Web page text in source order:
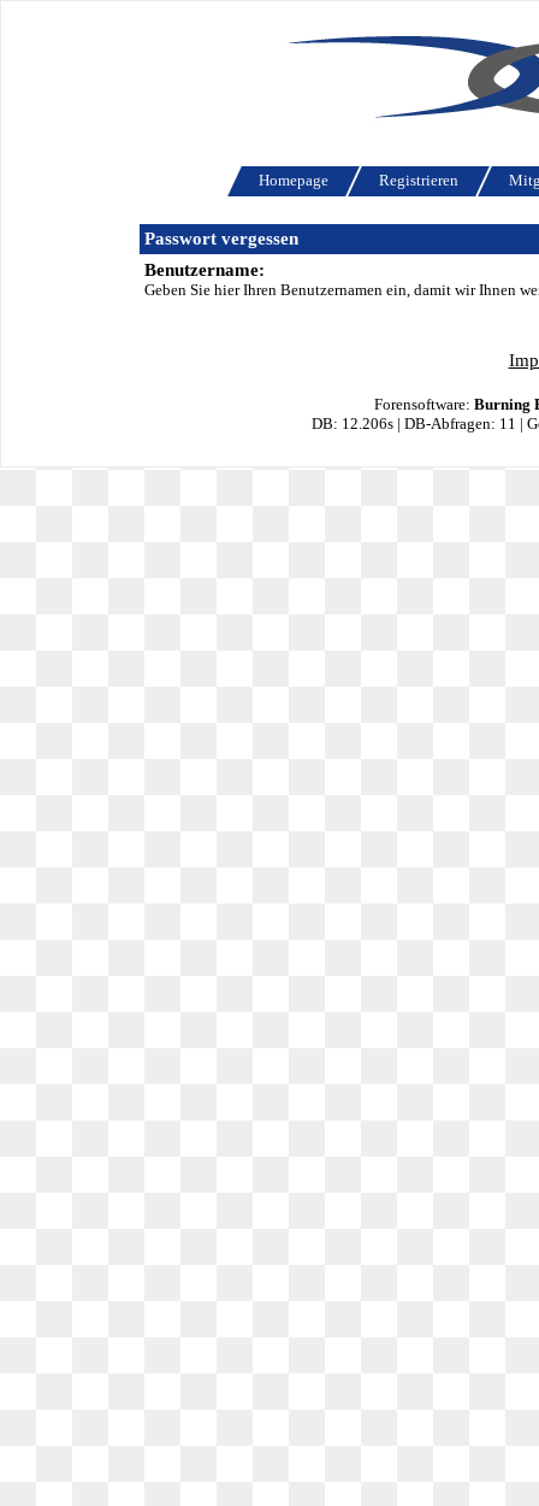
Homepage Registrieren
Passwort vergessen
Benutzername:
Geben Sie hier Ihren Benutzernamen ein, damit wir Ihnen
Forensoftware: Burning
DB: 12.206s | DB-Abfragen: 11 |